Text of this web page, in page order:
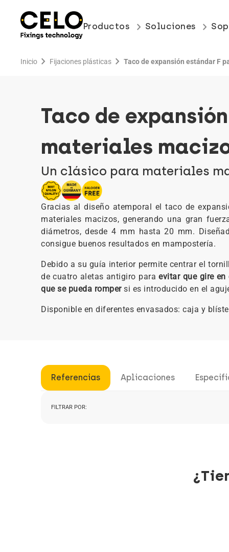
Productos keyboard_arrow_right Soluciones keyboard_arrow_right
Inicio chevron_right Fijaciones plásticas chevron_right Taco de expansión estándar F
Taco de
materiales
Un clásico para materiales
Gracias al diseño atemporal el taco de
materiales macizos, generando una gran
diámetros, desde 4 mm hasta 20 mm.
consigue buenos resultados en mampostería.
Debido a su guía interior permite centrar el
de cuatro aletas antigiro paraevitar que gire
que se pueda rompersi es introducido en el
Disponible en diferentes envasados: caja y
Referencias Aplicaciones
FILTRAR POR: